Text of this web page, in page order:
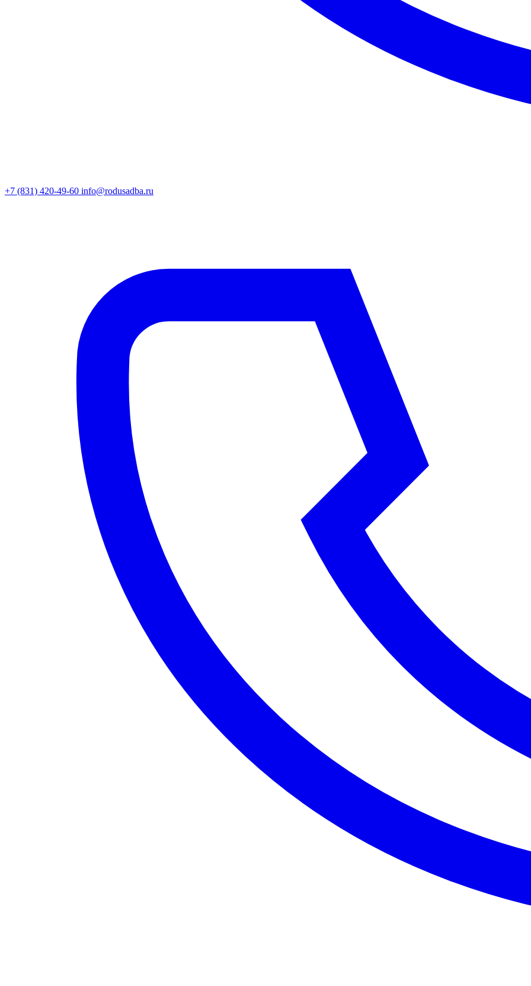
+7 (831) 420-49-60 info@rodusadba.ru